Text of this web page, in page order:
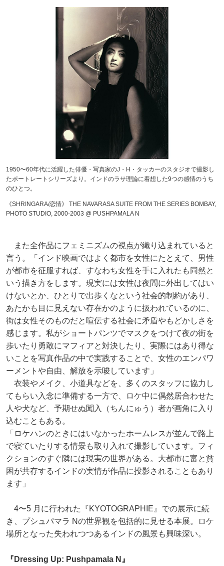
1950〜60年代に活躍した俳優・写真家のJ・H・タッカーのスタジオで撮影し
たポートレートシリーズより。インドのラサ理論に着想した9つの感情のうち
のひとつ。
《SHRINGARA/恋情》 THE NAVARASA SUITE FROM THE SERIES BOMBAY,
PHOTO STUDIO, 2000-2003 @ PUSHPAMALA N
また全作品にフェミニズムの視点が織り込まれていると
言う。「インド映画ではよく都市を女性にたとえて、男性
が都市を征服すれば、すなわち女性を手に入れたも同然と
いう描き方をします。現実には女性は夜間に外出してはい
けないとか、ひとりで出歩くなという社会的制約があり、
あたかも目に見えない存在かのように扱われているのに、
街は女性そのものだと喧伝する社会に矛盾やもどかしさを
感じます。私がショートパンツでマスクをつけて夜の街を
歩いたり勇敢にマフィアと対決したり、実際にはあり得な
いことを写真作品の中で実践することで、女性のエンパワ
ーメントや自由、解放を示唆しています」
衣装やメイク、小道具などを、多くのスタッフに協力し
てもらい入念に準備する一方で、ロケ中に偶然居合わせた
人や犬など、予期せぬ闖入（ちんにゅう）者が画角に入り
込むこともある。
「ロケハンのときにはいなかったホームレスが並んで路上
で寝ていたりする情景も取り入れて撮影しています。フィ
クションのすぐ隣には現実の世界がある。大都市に富と貧
困が共存するインドの実情が作品に投影されることもあり
ます」
4〜5 月に行われた『KYOTOGRAPHIE』での展示に続
き、プシュパマラ Nの世界観を包括的に見せる本展。ロケ
場所となった失われつつあるインドの風景も興味深い。
『Dressing Up: Pushpamala N』